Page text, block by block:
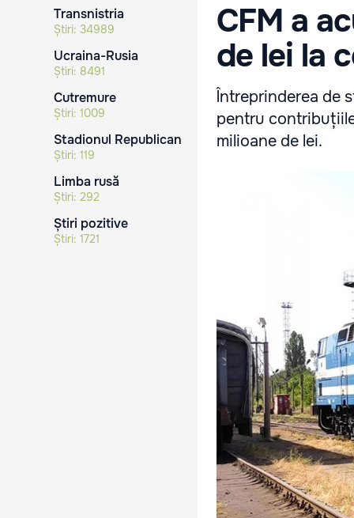
Transnistria
Știri: 34989
Ucraina-Rusia
Știri: 8491
Cutremure
Știri: 1009
Stadionul Republican
Știri: 119
Limba rusă
Știri: 292
Știri pozitive
Știri: 1721
CFM a
de lei la
Întreprinderea de
pentru
milioane de lei.